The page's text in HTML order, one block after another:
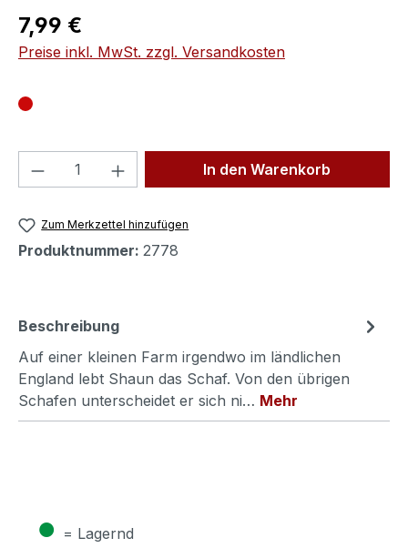
Regulärer Preis:
7,99 €
Preise inkl. MwSt. zzgl. Versandkosten
Produkt Anzahl: Gib denIn den Warenkorb
Zum Merkzettel hinzufügen
Produktnummer: 2778
Beschreibung
Auf einer kleinen Farm irgendwo im ländlichen
England lebt Shaun das Schaf. Von den übrigen
Schafen unterscheidet er sich ni… Mehr
● = Lagernd